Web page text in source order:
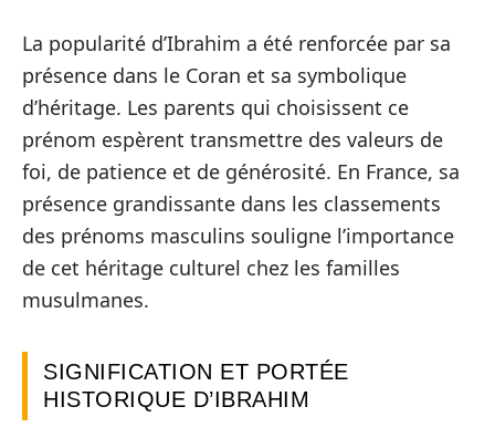
La popularité d’Ibrahim a été renforcée par sa
présence dans le Coran et sa symbolique
d’héritage. Les parents qui choisissent ce
prénom espèrent transmettre des valeurs de
foi, de patience et de générosité. En France, sa
présence grandissante dans les classements
des prénoms masculins souligne l’importance
de cet héritage culturel chez les familles
musulmanes.
SIGNIFICATION ET PORTÉE
HISTORIQUE D’IBRAHIM